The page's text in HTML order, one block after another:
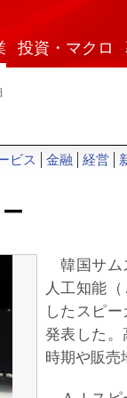
投資・マクロ
ビス 金融 経営
韓国サム
人工知能
したスピ
発表した。
時期や販売